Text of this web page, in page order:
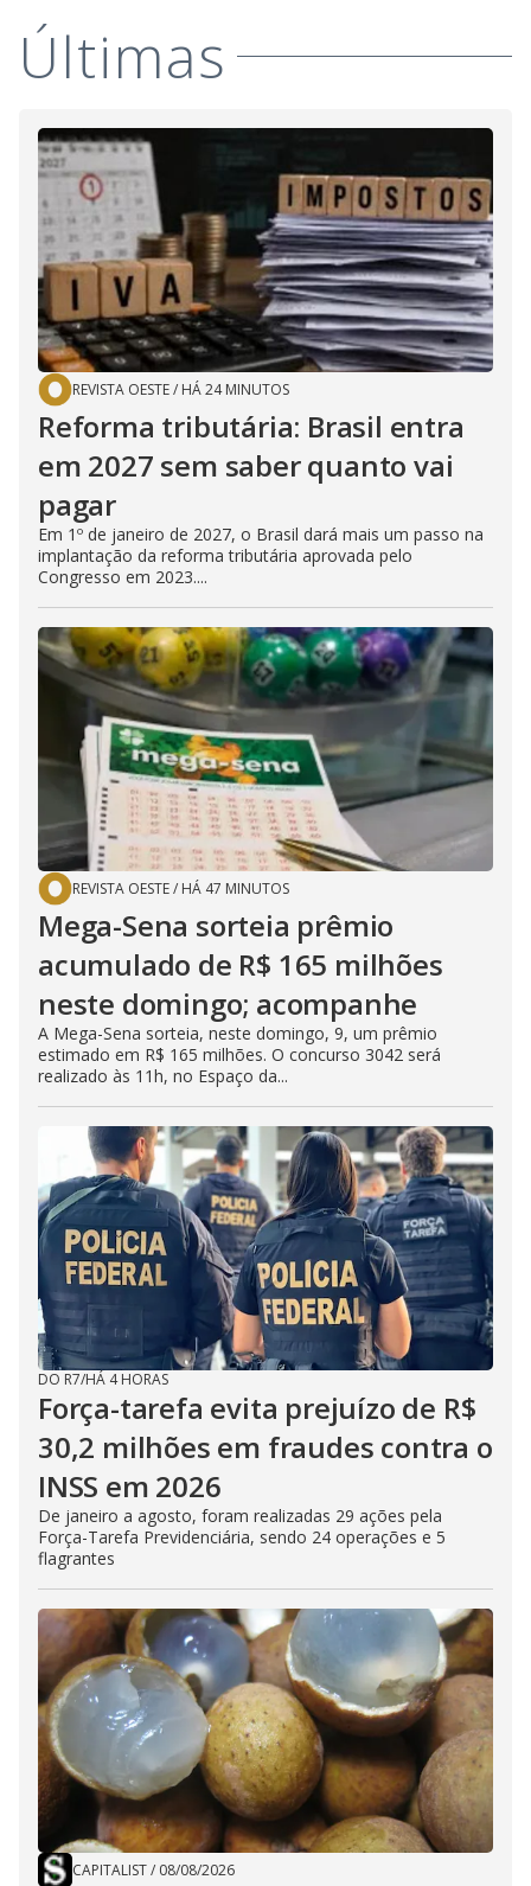
Últimas
REVISTA OESTE/ HÁ 24 MINUTOS
Reforma tributária: Brasil entra
em 2027 sem saber quanto vai
pagar
Em 1º de janeiro de 2027, o Brasil dará mais um passo na
implantação da reforma tributária aprovada pelo
Congresso em 2023....
REVISTA OESTE/ HÁ 47 MINUTOS
Mega-Sena sorteia prêmio
acumulado de R$ 165 milhões
neste domingo; acompanhe
A Mega-Sena sorteia, neste domingo, 9, um prêmio
estimado em R$ 165 milhões. O concurso 3042 será
realizado às 11h, no Espaço da...
DO R7/HÁ 4 HORAS
Força-tarefa evita prejuízo de R$
30,2 milhões em fraudes contra o
INSS em 2026
De janeiro a agosto, foram realizadas 29 ações pela
Força-Tarefa Previdenciária, sendo 24 operações e 5
flagrantes
CAPITALIST/ 08/08/2026